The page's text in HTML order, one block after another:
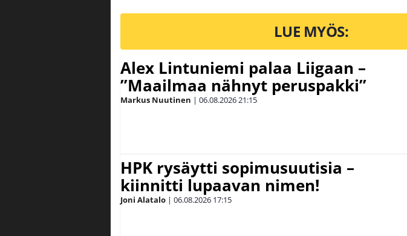
LUE MYÖS:
Alex Lintuniemi palaa Liigaan –
”Maailmaa nähnyt peruspakki”
Markus Nuutinen | 06.08.202621:15
HPK rysäytti sopimusuutisia –
kiinnitti lupaavan nimen!
Joni Alatalo | 06.08.2026 17:15